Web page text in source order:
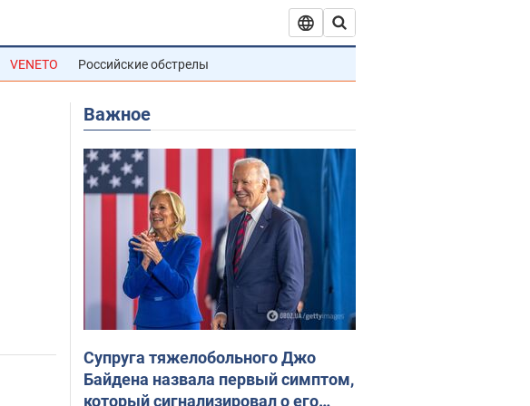
VENETO Российские обстрелы
Важное
Супруга тяжелобольного Джо
Байдена назвала первый симптом,
который сигнализировал о его